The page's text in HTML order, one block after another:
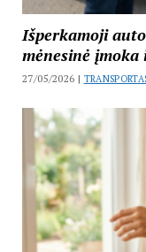
Išperkamoji
mėnesinė
27/05/2026 |